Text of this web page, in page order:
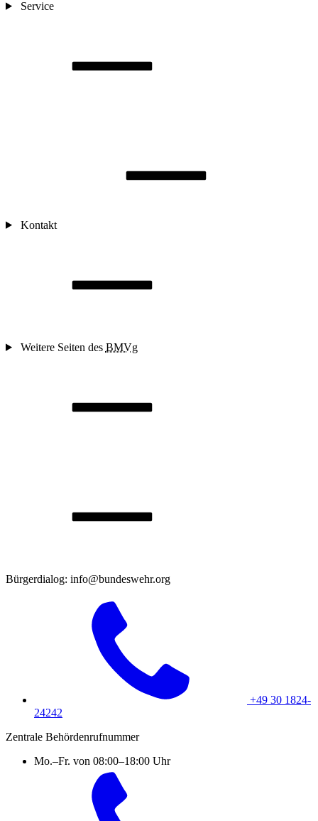
Service
Kontakt
Weitere Seiten des BMVg
Bürgerdialog: info@bundeswehr.org
+49 30 1824-
24242
Zentrale Behördenrufnummer
Mo.–Fr. von 08:00–18:00 Uhr